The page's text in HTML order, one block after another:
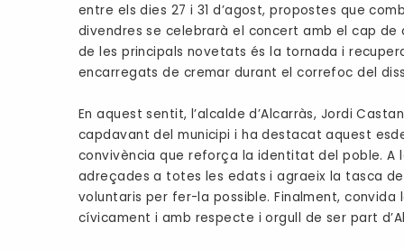
entre els dies 27 i 31 d’agost, propostes que
divendres se celebrarà el concert amb el cap de
de les principals novetats és la tornada i
encarregats de cremar durant el correfoc del
En aquest sentit, l’alcalde d’Alcarràs, Jordi
capdavant del municipi i ha destacat aquest
convivència que reforça la identitat del poble.
adreçades a totes les edats i agraeix la tasca
voluntaris per fer-la possible. Finalment,
cívicament i amb respecte i orgull de ser part